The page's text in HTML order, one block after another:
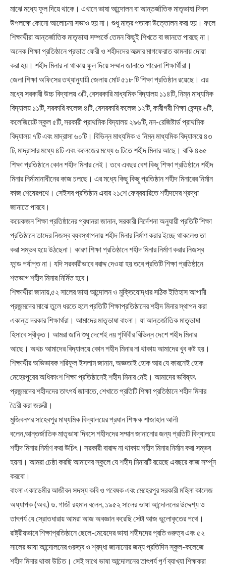
মাঝে মধ্যে ফুল দিয়ে থাকে। এখানে ভাষা আন্দোলন বা আন্তর্জাতিক মাতৃভাষা দিবস
উপলক্ষে কোনো আলোচনা সভাও হয় না। শুধু মাত্র পতাকা উত্তোলন করা হয়। ফলে
শিক্ষার্থীরা আন্তর্জাতিক মাতৃভাষা সম্পর্কে তেমন কিছুই শিখতে বা জানতে পারছে না।
অনেক শিক্ষা প্রতিষ্ঠানে প্রভাত ফেরী ও শহীদদের আত্মার মাগফেরাত কামনায় দোয়া
করা হয়। শহীদ মিনার না থাকায় ফুল দিয়ে সম্মান জানাতে পারেনা শিক্ষার্থীরা।
জেলা শিক্ষা অফিসের তথ্যানুযায়ী জেলায় মোট ৫১৮ টি শিক্ষা প্রতিষ্ঠান রয়েছে। এর
মধ্যে সরকারী উচ্চ বিদ্যালয় ৩টি, বেসরকারি মাধ্যমিক বিদ্যালয় ১১৪টি, নিম্ন মাধ্যমিক
বিদ্যালয় ১১টি, সরকারি কলেজ ৪টি, বেসরকারি কলেজ ১২টি, কারীগরী শিক্ষা কেন্দ্র ৬টি,
কলেজিয়েট স্কুল ৫টি, সরকারী প্রাথমিক বিদ্যালয় ২৯৬টি, নন-রেজিষ্টার্ড প্রাথমিক
বিদ্যালয় ৭টি এবং মাদ্রাসা ৬০টি। বিভিন্ন মাধ্যমিক ও নিম্ন মাধ্যমিক বিদ্যালয়ে ৪৩
টি, মাদ্রাসার মধ্যে ৪টি এবং কলেজের মধ্যে ৬ টিতে শহীদ মিনার আছে। বাকি ৪৬৫
শিক্ষা প্রতিষ্ঠানে কোন শহীদ মিনার নেই। তবে এবছর বেশ কিছু শিক্ষা প্রতিষ্ঠানে শহীদ
মিনার নির্মামানাধীনের কাজ চলছে। এর মধ্যে কিছু কিছু প্রতিষ্ঠান শহীদ মিনারের নির্মান
কাজ শেষেরপথে। সেইসব প্রতিষ্ঠান এবার ২১শে ফেব্রয়ারিতে শহীদদের শ্রদ্ধা
জানাতে পারবে।
কয়েকজন শিক্ষা প্রতিষ্ঠানের প্রধানরা জানান, সরকারী নির্দেশনা অনুযায়ী প্রতিটি শিক্ষা
প্রতিষ্ঠানে তাদের নিজস্ব ব্যবস্থাপনায় শহীদ মিনার নির্মাণ করার ইচ্ছে থাকলেও তা
করা সম্ভব হয়ে উঠছেনা। কারণ শিক্ষা প্রতিষ্ঠানে শহীদ মিনার নির্মাণ করার নিজস্ব
ফান্ড পর্যাপ্ত না। যদি সরকারীভাবে বরাদ্দ দেওয়া হয় তবে প্রতিটি শিক্ষা প্রতিষ্ঠানে
শতভাগ শহীদ মিনার নির্মিত হবে।
শিক্ষার্থীরা জানায়,৫২ সালের ভাষা আন্দোলন ও মুক্তিযোদ্ধার সঠিক ইতিহাস আগামী
প্রজন্মদের মাঝে তুলে ধরতে হলে প্রতিটি শিক্ষাপ্রতিষ্ঠানের শহীদ মিনার স্থাপন করা
একান্ত দরকার শিক্ষার্থরা। আমাদের মাতৃভাষা বাংলা। যা আন্তর্জাতিক মাতৃভাষা
হিসাবে স্বীকৃত। আমরা জানি শুধু দেশেই নয় পৃথিবীর বিভিন্ন দেশে শহীদ মিনার
আছে। অথচ আমাদের বিদ্যালয়ে কোন শহীদ মিনার না থাকায় আমাদের খুব কষ্ট হয়।
শিক্ষার্থীর অভিভাবক শরিফুল ইসলাম জানান, অজ্ঞতাই হোক আর যে কারনেই হোক
মেহেরপুরের অধিকাংশ শিক্ষা প্রতিষ্ঠানেই শহীদ মিনার নেই। আমাদের ভবিষ্যৎ
প্রজন্মদের শহীদদের তাৎপর্য জানাতে, শেখাতে প্রতিটি শিক্ষা প্রতিষ্ঠানে শহীদ মিনার
তৈরী করা জরুরী।
মুজিবনগর সাহেবপুর মাধ্যমিক বিদ্যালয়ের প্রধান শিক্ষক শাজাহান আলী
বলেন,আন্তর্জাতিক মাতৃভাষা দিবসে শহীদদের সম্মান জানানোর জন্য প্রতিটি বিদ্যালয়ে
শহীদ মিনার নির্মাণ করা উচিৎ। সরকারী বারাদ্দ না থাকায় শহীদ মিনার নির্মান করা সম্ভব
হয়না। আমরা চেষ্ঠা করছি আমাদের স্কুলে যে শহীদ মিনারটি রয়েছে এবছরে কাজ সর্ম্পূন
করবো।
বাংলা একাডেমীর আজীবন সদস্য কবি ও গবেষক এবং মেহেরপুর সরকারী মহিলা কালেজ
অধ্যাপক (অব.) ড. গাজী রহমান বলেন, ১৯৫২ সালের ভাষা আন্দোলনের উদ্দেশ্য ও
তাৎপর্য যে স্রোতধারায় আমরা আজ অবজ্ঞান করেছি সেটা আজ ভুলোকৃতের পথে।
রাষ্ট্রীয়ভাবে শিক্ষাপ্রতিষ্ঠানে ছেলে-মেয়েদের ভাষা শহীদদের প্রতি গুরুত্ব এবং ৫২
সালের ভাষা আন্দোলনের গুরুত্ব ও শ্রদ্ধা জানানোর জন্য প্রতিদিন স্কুল-কলেজে
শহীদ মিনার থাকা উচিত। সেই সাথে ভাষা আন্দোলনের তাৎপর্য পূর্ণ ব্যাখ্যা শিক্ষকরা